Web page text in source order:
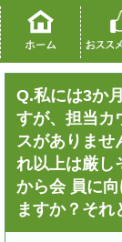
Q.私には3か
すが、担当カ
スがありま
れ以上は厳し
から会 員に
ますか？それ